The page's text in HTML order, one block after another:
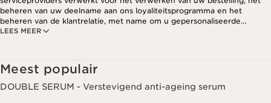
LEES MEER
beheren van uw deelname aan ons loyaliteitsprogramma en het
beheren van de klantrelatie, met name om u gepersonaliseerde
aanbiedingen te kunnen sturen op basis van uw eerdere aankopen en
Meest populair
DOUBLE SERUM - Verstevigend anti-ageing serum